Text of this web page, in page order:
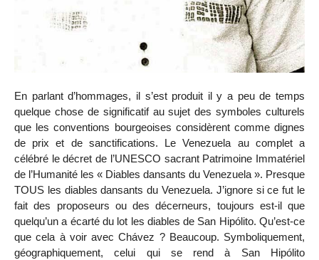
En parlant d’hommages, il s’est produit il y a peu de temps
quelque chose de significatif au sujet des symboles culturels
que les conventions bourgeoises considèrent comme dignes
de prix et de sanctifications. Le Venezuela au complet a
célébré le décret de l’UNESCO sacrant Patrimoine Immatériel
de l’Humanité les « Diables dansants du Venezuela ». Presque
TOUS les diables dansants du Venezuela. J’ignore si ce fut le
fait des proposeurs ou des décerneurs, toujours est-il que
quelqu’un a écarté du lot les diables de San Hipólito. Qu’est-ce
que cela à voir avec Chávez ? Beaucoup. Symboliquement,
géographiquement, celui qui se rend à San Hipólito